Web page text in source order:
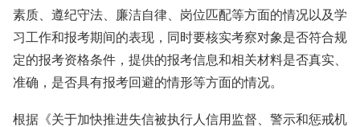
素质、遵纪守法、廉洁自律、岗位匹配等方面的情况以及学
习工作和报考期间的表现，同时要核实考察对象是否符合规
定的报考资格条件，提供的报考信息和相关材料是否真实、
准确，是否具有报考回避的情形等方面的情况。
根据《关于加快推进失信被执行人信用监督、警示和惩戒机